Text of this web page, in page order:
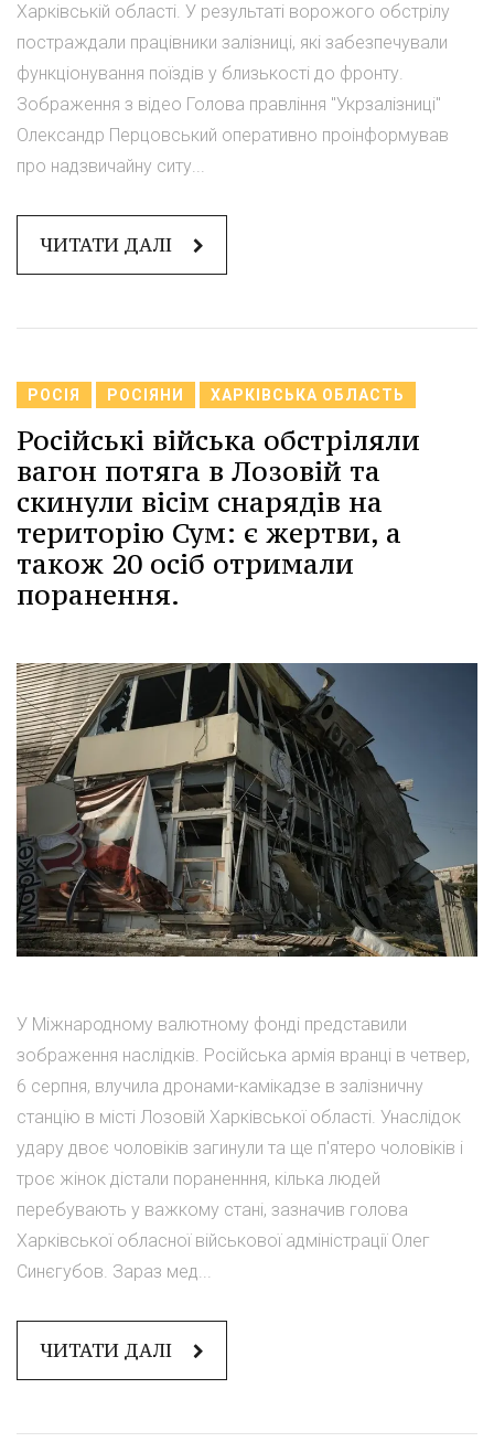
Харківській області. У результаті ворожого обстрілу
постраждали працівники залізниці, які забезпечували
функціонування поїздів у близькості до фронту.
Зображення з відео Голова правління "Укрзалізниці"
Олександр Перцовський оперативно проінформував
про надзвичайну ситу...
ЧИТАТИ ДАЛІ
РОСІЯ РОСІЯНИ ХАРКІВСЬКА ОБЛАСТЬ
Російські війська обстріляли
вагон потяга в Лозовій та
скинули вісім снарядів на
територію Сум: є жертви, а
також 20 осіб отримали
поранення.
У Міжнародному валютному фонді представили
зображення наслідків. Російська армія вранці в четвер,
6 серпня, влучила дронами-камікадзе в залізничну
станцію в місті Лозовій Харківської області. Унаслідок
удару двоє чоловіків загинули та ще п'ятеро чоловіків і
троє жінок дістали пораненння, кілька людей
перебувають у важкому стані, зазначив голова
Харківської обласної військової адміністрації Олег
Синєгубов. Зараз мед...
ЧИТАТИ ДАЛІ